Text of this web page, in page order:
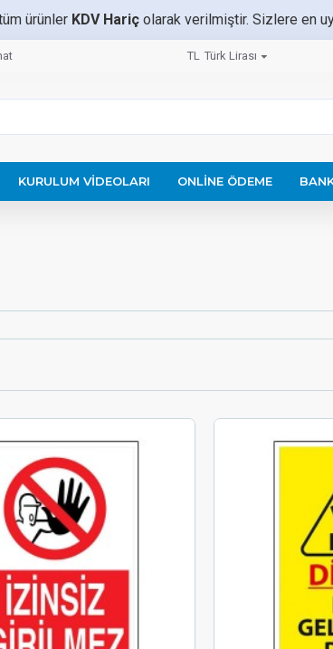
ürünler KDV Hariç olarak verilmiştir. Sizlere en
TL Türk Lirası
KURULUM VIDEOLARI ONLINE ÖDEME